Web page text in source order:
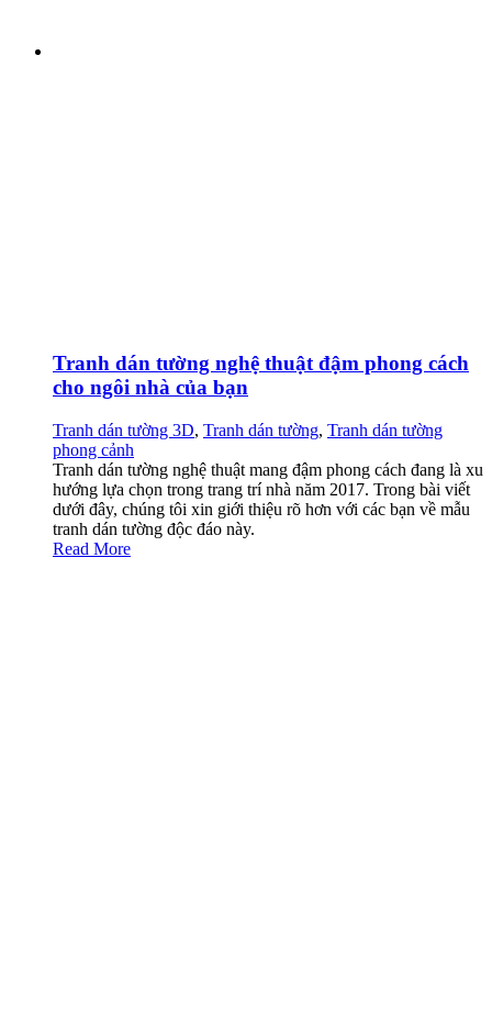
Tranh dán tường nghệ thuật đậm phong cách
cho ngôi nhà của bạn
Tranh dán tường 3D, Tranh dán tường, Tranh dán tường
phong cảnh
Tranh dán tường nghệ thuật mang đậm phong cách đang là xu
hướng lựa chọn trong trang trí nhà năm 2017. Trong bài viết
dưới đây, chúng tôi xin giới thiệu rõ hơn với các bạn về mẫu
tranh dán tường độc đáo này.
Read More